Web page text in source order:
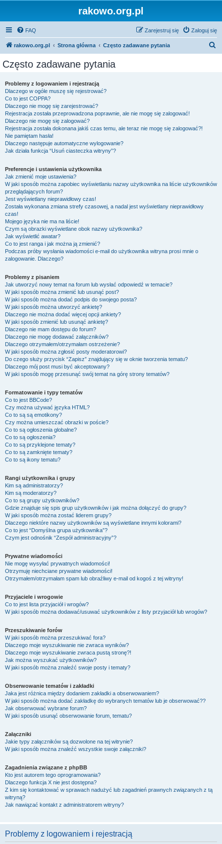
rakowo.org.pl
FAQ Zaloguj się
Zarejestruj się
rakowo.org.pl Strona główna Często zadawane pytania
Często zadawane pytania
Problemy z logowaniem i rejestracją
Dlaczego w ogóle muszę się rejestrować?
Co to jest COPPA?
Dlaczego nie mogę się zarejestrować?
Rejestracja została przeprowadzona poprawnie, ale nie mogę się zalogować!
Dlaczego nie mogę się zalogować?
Rejestracja została dokonana jakiś czas temu, ale teraz nie mogę się zalogować?!
Nie pamiętam hasła!
Dlaczego następuje automatyczne wylogowanie?
Jak działa funkcja “Usuń ciasteczka witryny”?
Preferencje i ustawienia użytkownika
Jak zmienić moje ustawienia?
W jaki sposób można zapobiec wyświetlaniu nazwy użytkownika na liście użytkowników
przeglądających forum?
Jest wyświetlany nieprawidłowy czas!
Została wykonana zmiana strefy czasowej, a nadal jest wyświetlany nieprawidłowy
czas!
Mojego języka nie ma na liście!
Czym są obrazki wyświetlane obok nazwy użytkownika?
Jak wyświetlić awatar?
Co to jest ranga i jak można ją zmienić?
Podczas próby wysłania wiadomości e-mail do użytkownika witryna prosi mnie o
zalogowanie. Dlaczego?
Problemy z pisaniem
Jak utworzyć nowy temat na forum lub wysłać odpowiedź w temacie?
W jaki sposób można zmienić lub usunąć post?
W jaki sposób można dodać podpis do swojego posta?
W jaki sposób można utworzyć ankietę?
Dlaczego nie można dodać więcej opcji ankiety?
W jaki sposób zmienić lub usunąć ankietę?
Dlaczego nie mam dostępu do forum?
Dlaczego nie mogę dodawać załączników?
Dlaczego otrzymałem/otrzymałam ostrzeżenie?
W jaki sposób można zgłosić posty moderatorowi?
Do czego służy przycisk “Zapisz” znajdujący się w oknie tworzenia tematu?
Dlaczego mój post musi być akceptowany?
W jaki sposób mogę przesunąć swój temat na górę strony tematów?
Formatowanie i typy tematów
Co to jest BBCode?
Czy można używać języka HTML?
Co to są są emotikony?
Czy można umieszczać obrazki w poście?
Co to są ogłoszenia globalne?
Co to są ogłoszenia?
Co to są przyklejone tematy?
Co to są zamknięte tematy?
Co to są ikony tematu?
Rangi użytkownika i grupy
Kim są administratorzy?
Kim są moderatorzy?
Co to są grupy użytkowników?
Gdzie znajduje się spis grup użytkowników i jak można dołączyć do grupy?
W jaki sposób można zostać liderem grupy?
Dlaczego niektóre nazwy użytkowników są wyświetlane innymi kolorami?
Co to jest “Domyślna grupa użytkownika”?
Czym jest odnośnik “Zespół administracyjny”?
Prywatne wiadomości
Nie mogę wysyłać prywatnych wiadomości!
Otrzymuję niechciane prywatne wiadomości!
Otrzymałem/otrzymałam spam lub obraźliwy e-mail od kogoś z tej witryny!
Przyjaciele i wrogowie
Co to jest lista przyjaciół i wrogów?
W jaki sposób można dodawać/usuwać użytkowników z listy przyjaciół lub wrogów?
Przeszukiwanie forów
W jaki sposób można przeszukiwać fora?
Dlaczego moje wyszukiwanie nie zwraca wyników?
Dlaczego moje wyszukiwanie zwraca pustą stronę?!
Jak można wyszukać użytkowników?
W jaki sposób można znaleźć swoje posty i tematy?
Obserwowanie tematów i zakładki
Jaka jest różnica między dodaniem zakładki a obserwowaniem?
W jaki sposób można dodać zakładkę do wybranych tematów lub je obserwować??
Jak obserwować wybrane forum?
W jaki sposób usunąć obserwowanie forum, tematu?
Załączniki
Jakie typy załączników są dozwolone na tej witrynie?
W jaki sposób można znaleźć wszystkie swoje załączniki?
Zagadnienia związane z phpBB
Kto jest autorem tego oprogramowania?
Dlaczego funkcja X nie jest dostępna?
Z kim się kontaktować w sprawach nadużyć lub zagadnień prawnych związanych z tą
witryną?
Jak nawiązać kontakt z administratorem witryny?
Problemy z logowaniem i rejestracją